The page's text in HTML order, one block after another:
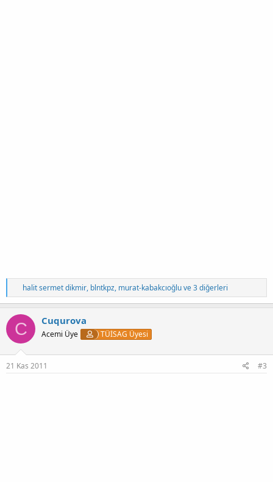
T
e
p
k
i
l
e
r
:
halit sermet dikmir, blntkpz, murat-kabakcıoğluve 3 diğerleri
C Cuqurova
Acemi Üye TÜİSAG Üyesi
21 Kas 2011 #3